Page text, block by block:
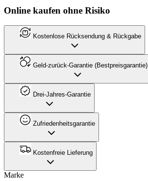
Online kaufen ohne Risiko
Kostenlose Rücksendung & Rückgabe
Geld-zurück-Garantie (Bestpreisgarantie)
Drei-Jahres-Garantie
Zufriedenheitsgarantie
Kostenfreie Lieferung
Marke